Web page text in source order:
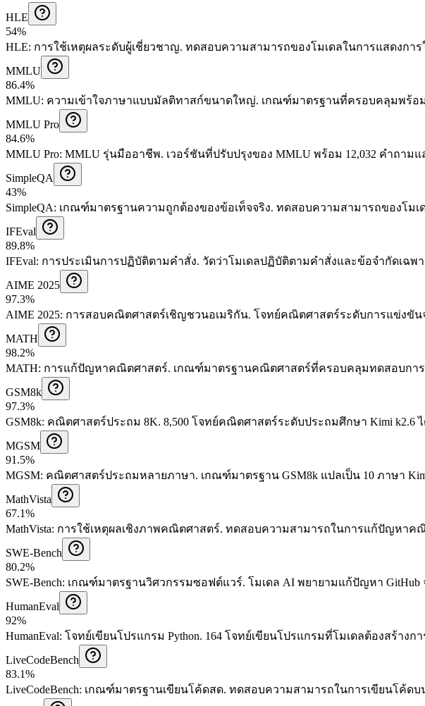
HLE
54%
HLE: การใช้เหตุผลระดับผู้เชี่ยวชาญ. ทดสอบความสามารถของโมเดลในการแสดงกา
MMLU
86.4%
MMLU: ความเข้าใจภาษาแบบมัลติทาสก์ขนาดใหญ่. เกณฑ์มาตรฐานที่ครอบคลุมพร้อม
MMLU Pro
84.6%
MMLU Pro: MMLU รุ่นมืออาชีพ. เวอร์ชันที่ปรับปรุงของ MMLU พร้อม 12,032 คำถาม
SimpleQA
43%
SimpleQA: เกณฑ์มาตรฐานความถูกต้องของข้อเท็จจริง. ทดสอบความสามารถของโมเ
IFEval
89.8%
IFEval: การประเมินการปฏิบัติตามคำสั่ง. วัดว่าโมเดลปฏิบัติตามคำสั่งและข้อจำกัดเฉพา
AIME 2025
97.3%
AIME 2025: การสอบคณิตศาสตร์เชิญชวนอเมริกัน. โจทย์คณิตศาสตร์ระดับการแข่งขัน
MATH
98.2%
MATH: การแก้ปัญหาคณิตศาสตร์. เกณฑ์มาตรฐานคณิตศาสตร์ที่ครอบคลุมทดสอบก
GSM8k
97.3%
GSM8k: คณิตศาสตร์ประถม 8K. 8,500 โจทย์คณิตศาสตร์ระดับประถมศึกษา Kimi k2.6
MGSM
91.5%
MGSM: คณิตศาสตร์ประถมหลายภาษา. เกณฑ์มาตรฐาน GSM8k แปลเป็น 10 ภาษา
MathVista
67.1%
MathVista: การใช้เหตุผลเชิงภาพคณิตศาสตร์. ทดสอบความสามารถในการแก้ปัญหาค
SWE-Bench
80.2%
SWE-Bench: เกณฑ์มาตรฐานวิศวกรรมซอฟต์แวร์. โมเดล AI พยายามแก้ปัญหา GitHub
HumanEval
92%
HumanEval: โจทย์เขียนโปรแกรม Python. 164 โจทย์เขียนโปรแกรมที่โมเดลต้องสร้างก
LiveCodeBench
83.1%
LiveCodeBench: เกณฑ์มาตรฐานเขียนโค้ดสด. ทดสอบความสามารถในการเขียนโค้ดบ